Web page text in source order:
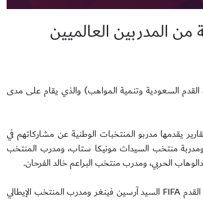
من المدربين العالميين
القدم السعودية وتنمية المواهب) والذي يقام على مدى
يقدمها مدربو المنتخبات الوطنية عن مشاركاتهم في
ومدربة منتخب السيدات مونيكا ستاب، ومدرب المنتخب
الحربي، ومدرب منتخب البراعم خالد الفرحان.
وسيشهد المؤتمر مشاركة نخبة من المدربيين العالميين يتقدمهم مدير تطوير كرة القدم في الاتحاد الدولي لكرة القدم FIFA السيد آرسين فينغر ومدرب المنتخب الإيطالي